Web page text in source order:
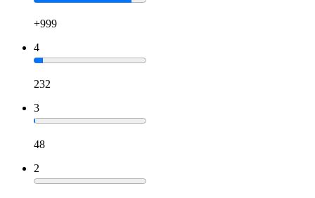
+999
4
232
3
48
2